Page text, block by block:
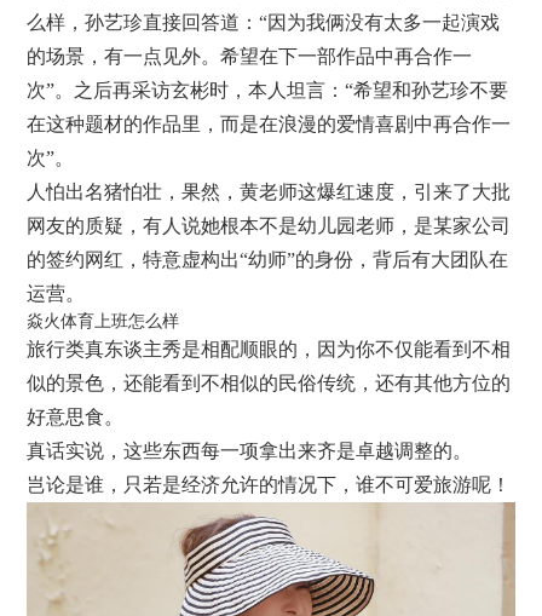
么样，孙艺珍直接回答道：“因为我俩没有太多一起演戏
的场景，有一点见外。希望在下一部作品中再合作一
次”。之后再采访玄彬时，本人坦言：“希望和孙艺珍不要
在这种题材的作品里，而是在浪漫的爱情喜剧中再合作一
次”。
人怕出名猪怕壮，果然，黄老师这爆红速度，引来了大批
网友的质疑，有人说她根本不是幼儿园老师，是某家公司
的签约网红，特意虚构出“幼师”的身份，背后有大团队在
运营。
焱火体育上班怎么样
旅行类真东谈主秀是相配顺眼的，因为你不仅能看到不相
似的景色，还能看到不相似的民俗传统，还有其他方位的
好意思食。
真话实说，这些东西每一项拿出来齐是卓越调整的。
岂论是谁，只若是经济允许的情况下，谁不可爱旅游呢！